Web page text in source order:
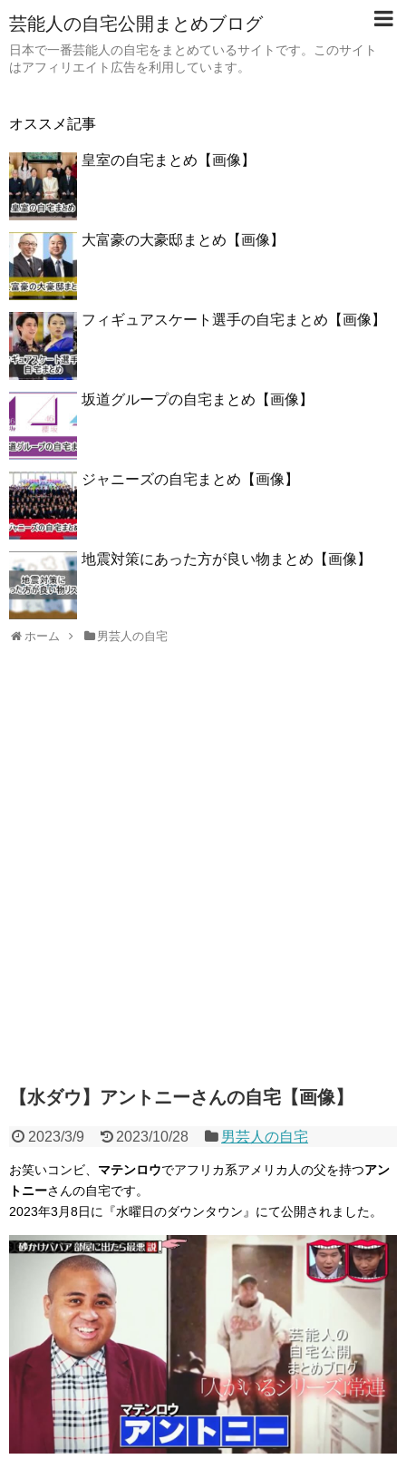
芸能人の自宅公開まとめブログ
日本で一番芸能人の自宅をまとめているサイトです。このサイト
はアフィリエイト広告を利用しています。
オススメ記事
皇室の自宅まとめ【画像】
大富豪の大豪邸まとめ【画像】
フィギュアスケート選手の自宅まとめ【画像】
坂道グループの自宅まとめ【画像】
ジャニーズの自宅まとめ【画像】
地震対策にあった方が良い物まとめ【画像】
ホーム 男芸人の自宅
【水ダウ】アントニーさんの自宅【画像】
2023/3/9 2023/10/28 男芸人の自宅
お笑いコンビ、 マテンロウでアフリカ系アメリカ人の父を持つアン
トニーさんの自宅です。
2023年3月8日に『水曜日のダウンタウン』にて公開されました。